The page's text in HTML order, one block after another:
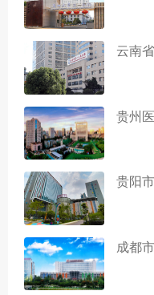
云南
贵州
贵阳
成都